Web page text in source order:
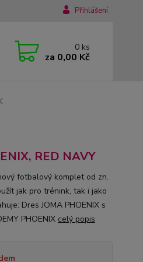
Přihlášení
0 ks
za 0,00 Kč
RED NAVY
fotbalový komplet od zn.
jak pro trénink, tak i jako
Dres JOMA PHOENIX s
PHOENIX celý popis